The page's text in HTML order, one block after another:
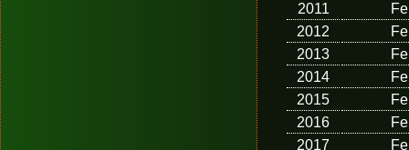
2011
2012
2013
2014
2015
2016
2017